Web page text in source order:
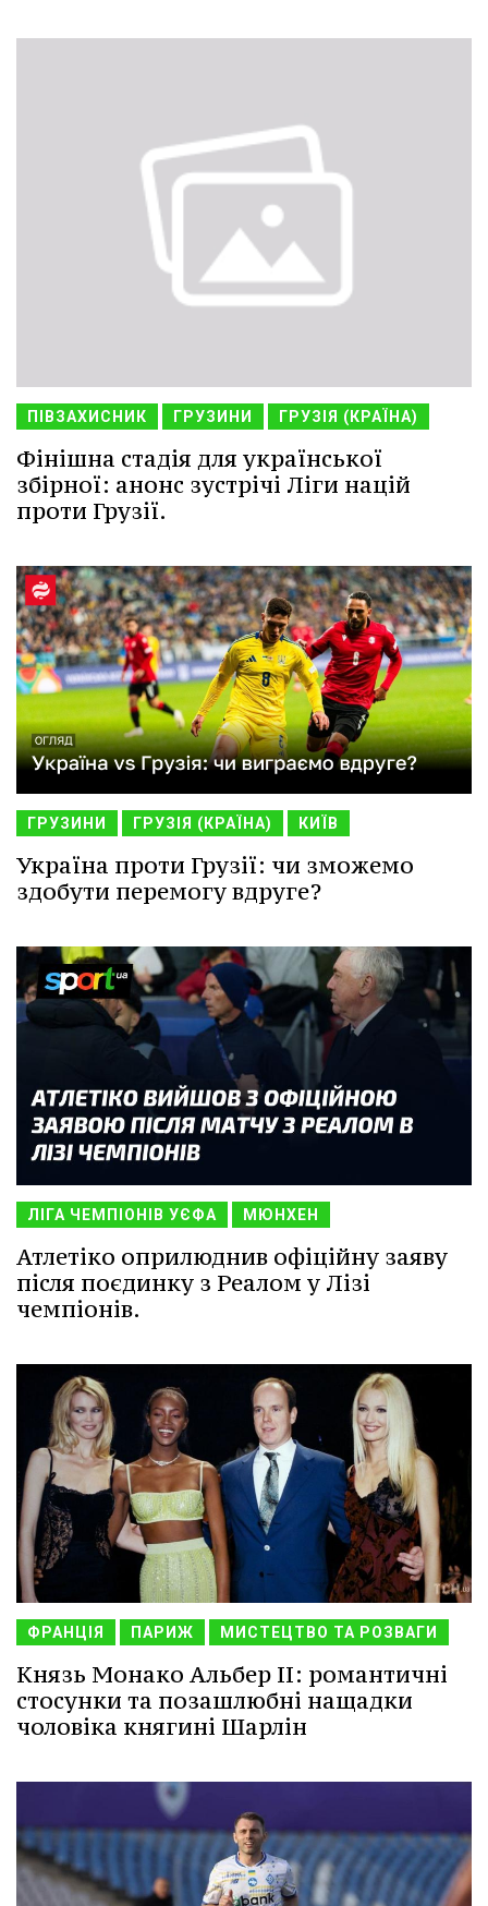
ПІВЗАХИСНИК ГРУЗИНИ ГРУЗІЯ (КРАЇНА)
Фінішна стадія для української
збірної: анонс зустрічі Ліги націй
проти Грузії.
ГРУЗИНИ ГРУЗІЯ (КРАЇНА) КИЇВ
Україна проти Грузії: чи зможемо
здобути перемогу вдруге?
ЛІГА ЧЕМПІОНІВ УЄФА МЮНХЕН
Атлетіко оприлюднив офіційну заяву
після поєдинку з Реалом у Лізі
чемпіонів.
ФРАНЦІЯ ПАРИЖ МИСТЕЦТВО ТА РОЗВАГИ
Князь Монако Альбер II: романтичні
стосунки та позашлюбні нащадки
чоловіка княгині Шарлін